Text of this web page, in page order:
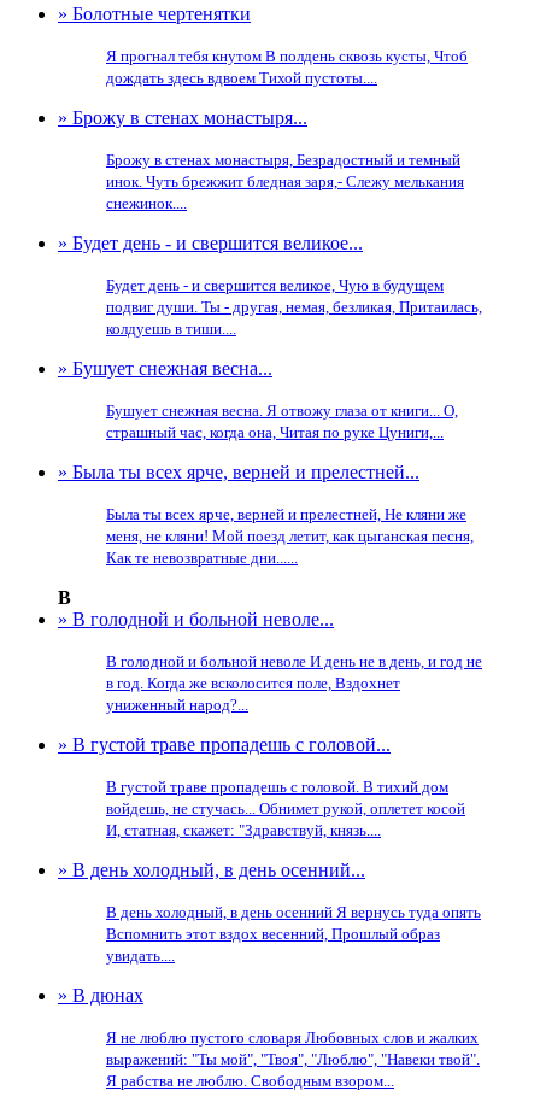
» Болотные чертенятки
Я прогнал тебя кнутом В полдень сквозь кусты, Чтоб
дождать здесь вдвоем Тихой пустоты....
» Брожу в стенах монастыря...
Брожу в стенах монастыря, Безрадостный и темный
инок. Чуть брежжит бледная заря,- Слежу мелькания
снежинок....
» Будет день - и свершится великое...
Будет день - и свершится великое, Чую в будущем
подвиг души. Ты - другая, немая, безликая, Притаилась,
колдуешь в тиши....
» Бушует снежная весна...
Бушует снежная весна. Я отвожу глаза от книги... О,
страшный час, когда она, Читая по руке Цуниги,...
» Была ты всех ярче, верней и прелестней...
Была ты всех ярче, верней и прелестней, Не кляни же
меня, не кляни! Мой поезд летит, как цыганская песня,
Как те невозвратные дни......
В
» В голодной и больной неволе...
В голодной и больной неволе И день не в день, и год не
в год. Когда же всколосится поле, Вздохнет
униженный народ?...
» В густой траве пропадешь с головой...
В густой траве пропадешь с головой. В тихий дом
войдешь, не стучась... Обнимет рукой, оплетет косой
И, статная, скажет: "Здравствуй, князь....
» В день холодный, в день осенний...
В день холодный, в день осенний Я вернусь туда опять
Вспомнить этот вздох весенний, Прошлый образ
увидать....
» В дюнах
Я не люблю пустого словаря Любовных слов и жалких
выражений: "Ты мой", "Твоя", "Люблю", "Навеки твой".
Я рабства не люблю. Свободным взором...